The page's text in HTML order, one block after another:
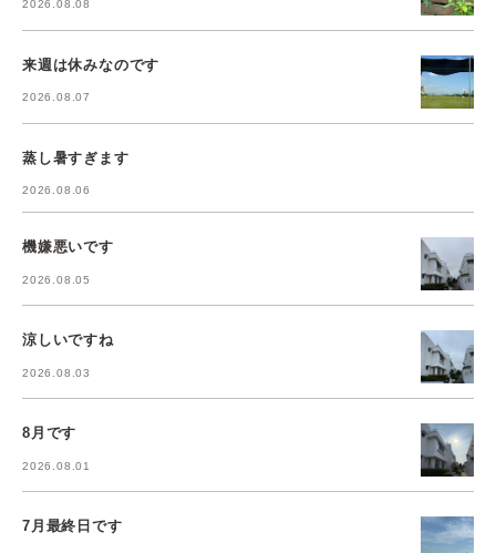
2026.08.08
来週は休みなのです
2026.08.07
蒸し暑すぎます
2026.08.06
機嫌悪いです
2026.08.05
涼しいですね
2026.08.03
8月です
2026.08.01
7月最終日です